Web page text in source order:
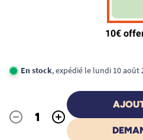
En stock, expédié le lundi 10 août
Quantité
- +